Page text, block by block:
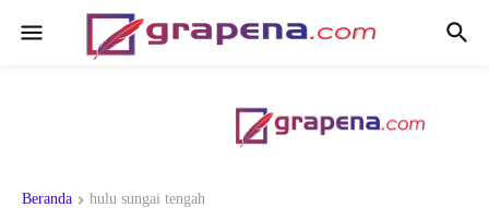
Beranda hulu sungai tengah